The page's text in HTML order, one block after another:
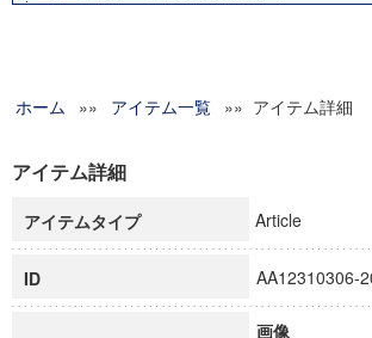
グローバルリサーチインスティテュート
科学研究費補助金研究成果報告書
慶應義塾大学グローバルCOEプログ
慶應義塾大学グローバルCOEプログラ
博士課程教育リーディングプログラム
学術雑誌掲載論文等(8)
ホーム »» アイテム一覧 »» アイテム詳細
アイテム詳細
アイテムタイプ Article
ID AA12310306-
画像